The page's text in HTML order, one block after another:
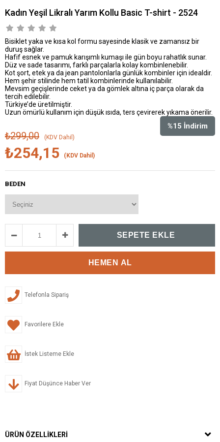
Kadın Yeşil Likralı Yarım Kollu Basic T-shirt - 2524
Bisiklet yaka ve kısa kol formu sayesinde klasik ve zamansız bir
duruş sağlar.
Hafif esnek ve pamuk karışımlı kumaşı ile gün boyu rahatlık sunar.
Düz ve sade tasarımı, farklı parçalarla kolay kombinlenebilir.
Kot şort, etek ya da jean pantolonlarla günlük kombinler için idealdir.
Hem şehir stilinde hem tatil kombinlerinde kullanılabilir.
Mevsim geçişlerinde ceket ya da gömlek altına iç parça olarak da
tercih edilebilir.
Türkiye’de üretilmiştir.
Uzun ömürlü kullanım için düşük ısıda, ters çevirerek yıkama önerilir.
%15 İndirim
₺299,00 (KDV Dahil)
₺254,15 (KDV Dahil)
BEDEN
Telefonla Sipariş
Favorilere Ekle
İstek Listeme Ekle
Fiyat Düşünce Haber Ver
ÜRÜN ÖZELLIKLERI